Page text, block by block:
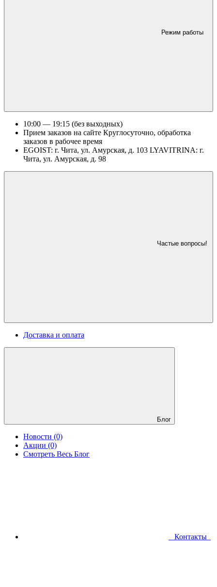
Режим работы
10:00 — 19:15 (без выходных)
Прием заказов на сайте Круглосуточно, обработка
заказов в рабочее время
EGOIST: г. Чита, ул. Амурская, д. 103 LYAVITRINA: г.
Чита, ул. Амурская, д. 98
Частые вопросы!
Доставка и оплата
Блог
Новости (0)
Акции (0)
Смотреть Весь Блог
Контакты